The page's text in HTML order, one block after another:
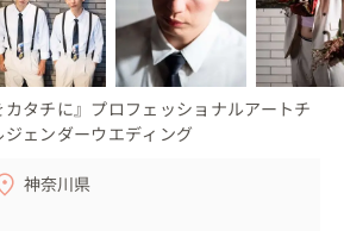
カタチに』プロフェッショナルアートチ
ェンダーウエディング
神奈川県